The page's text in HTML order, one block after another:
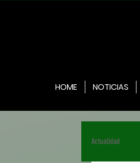
HOME NOTICIAS
Actualidad